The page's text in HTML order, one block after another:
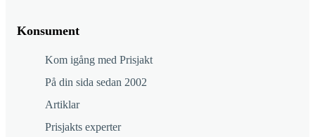
Konsument
Kom igång med Prisjakt
På din sida sedan 2002
Artiklar
Prisjakts experter